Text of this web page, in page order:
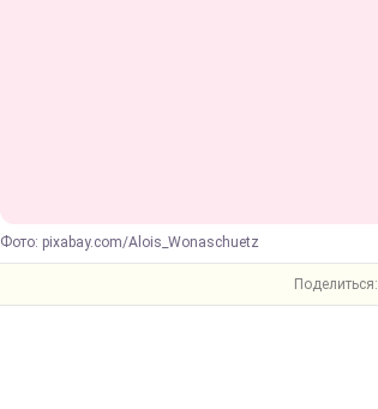
Фото: pixabay.com/Alois_Wonaschuetz
Поделиться: